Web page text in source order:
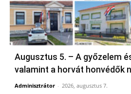
Augusztus 5. – A győzelem
valamint a horvát honvédők
Adminisztrátor - 2026, augusztus 7.